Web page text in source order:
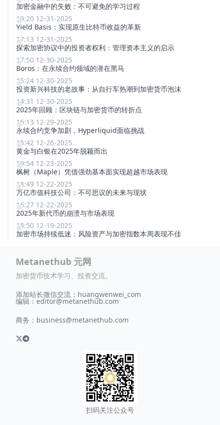
加密金融中的失败：不可避免的学习过程
19:20 12-31-2025
Yield Basis：实现原生比特币收益的革新
17:13 12-31-2025
探索加密协议中的投资者权利：管理资本主义的启示
17:50 12-30-2025
Boros：在永续合约领域的潜在黑马
15:24 12-30-2025
投资新兴科技的老故事：从自行车热潮到加密货币泡沫
14:31 12-30-2025
2025年回顾：区块链与加密货币的转折点
16:13 12-29-2025
永续合约竞争加剧，Hyperliquid面临挑战
15:42 12-26-2025
黄金与白银在2025年脱颖而出
19:54 12-23-2025
枫树（Maple）凭借强劲基本面实现超越市场表现
18:49 12-22-2025
万亿市值科技公司：不可思议的未来与现状
16:27 12-22-2025
2025年新代币的崩溃与市场表现
18:50 12-19-2025
加密市场持续低迷：风险资产与加密指数本周表现不佳
Metanethub 元网
加密货币技术学习、投资交流。
添加站长微信交流：huangwenwei_com
编辑：editor@metanethub.com
商务： business@metanethub.com
扫码关注公众号